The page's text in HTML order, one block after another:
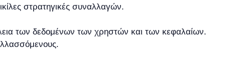
στρατηγικές συναλλαγών.
των δεδομένων των χρηστών και των κεφαλαίων.